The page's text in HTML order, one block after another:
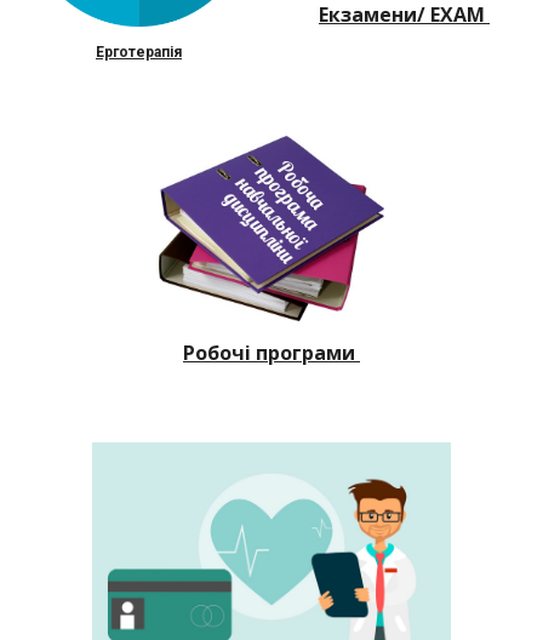
Ерготерапія
Екзамени/ EXAM
Робочі програми